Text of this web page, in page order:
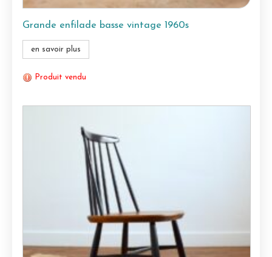
Grande enfilade basse vintage 1960s
en savoir plus
Produit vendu